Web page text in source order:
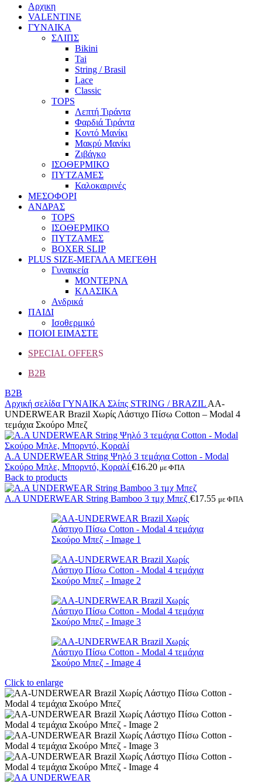
Αρχικη
VALENTINE
ΓΥΝΑΙΚΑ
ΣΛΙΠΣ
Bikini
Tai
String / Brasil
Lace
Classic
TOPS
Λεπτή Τιράντα
Φαρδιά Τιράντα
Κοντό Μανίκι
Μακρύ Μανίκι
Ζιβάγκο
ΙΣΟΘΕΡΜΙΚΟ
ΠΥΤΖΑΜΕΣ
Καλοκαιρινές
ΜΕΣΟΦΟΡΙ
ΑΝΔΡΑΣ
TOPS
ΙΣΟΘΕΡΜΙΚΟ
ΠΥΤΖΑΜΕΣ
BOXER SLIP
PLUS SIZE-ΜΕΓΑΛΑ ΜΕΓΕΘΗ
Γυναικεία
ΜΟΝΤΕΡΝΑ
ΚΛΑΣΙΚΑ
Ανδρικά
ΠΑΙΔΙ
Ισοθερμικό
ΠΟΙΟΙ ΕΙΜΑΣΤΕ
SPECIAL OFFERS
B2B
B2B
Αρχική σελίδα ΓΥΝΑΙΚΑ Σλίπς STRING / BRAZIL AA-
UNDERWEAR Brazil Χωρίς Λάστιχο Πίσω Cotton – Modal 4
τεμάχια Σκούρο Μπεζ
A.A UNDERWEAR String Ψηλό 3 τεμάχια Cotton - Modal
Σκούρο Μπλε, Μπορντό, Κοραλί €16.20 με ΦΠΑ
Back to products
A.A UNDERWEAR String Bamboo 3 τμχ Μπεζ €17.55 με ΦΠΑ
Click to enlarge